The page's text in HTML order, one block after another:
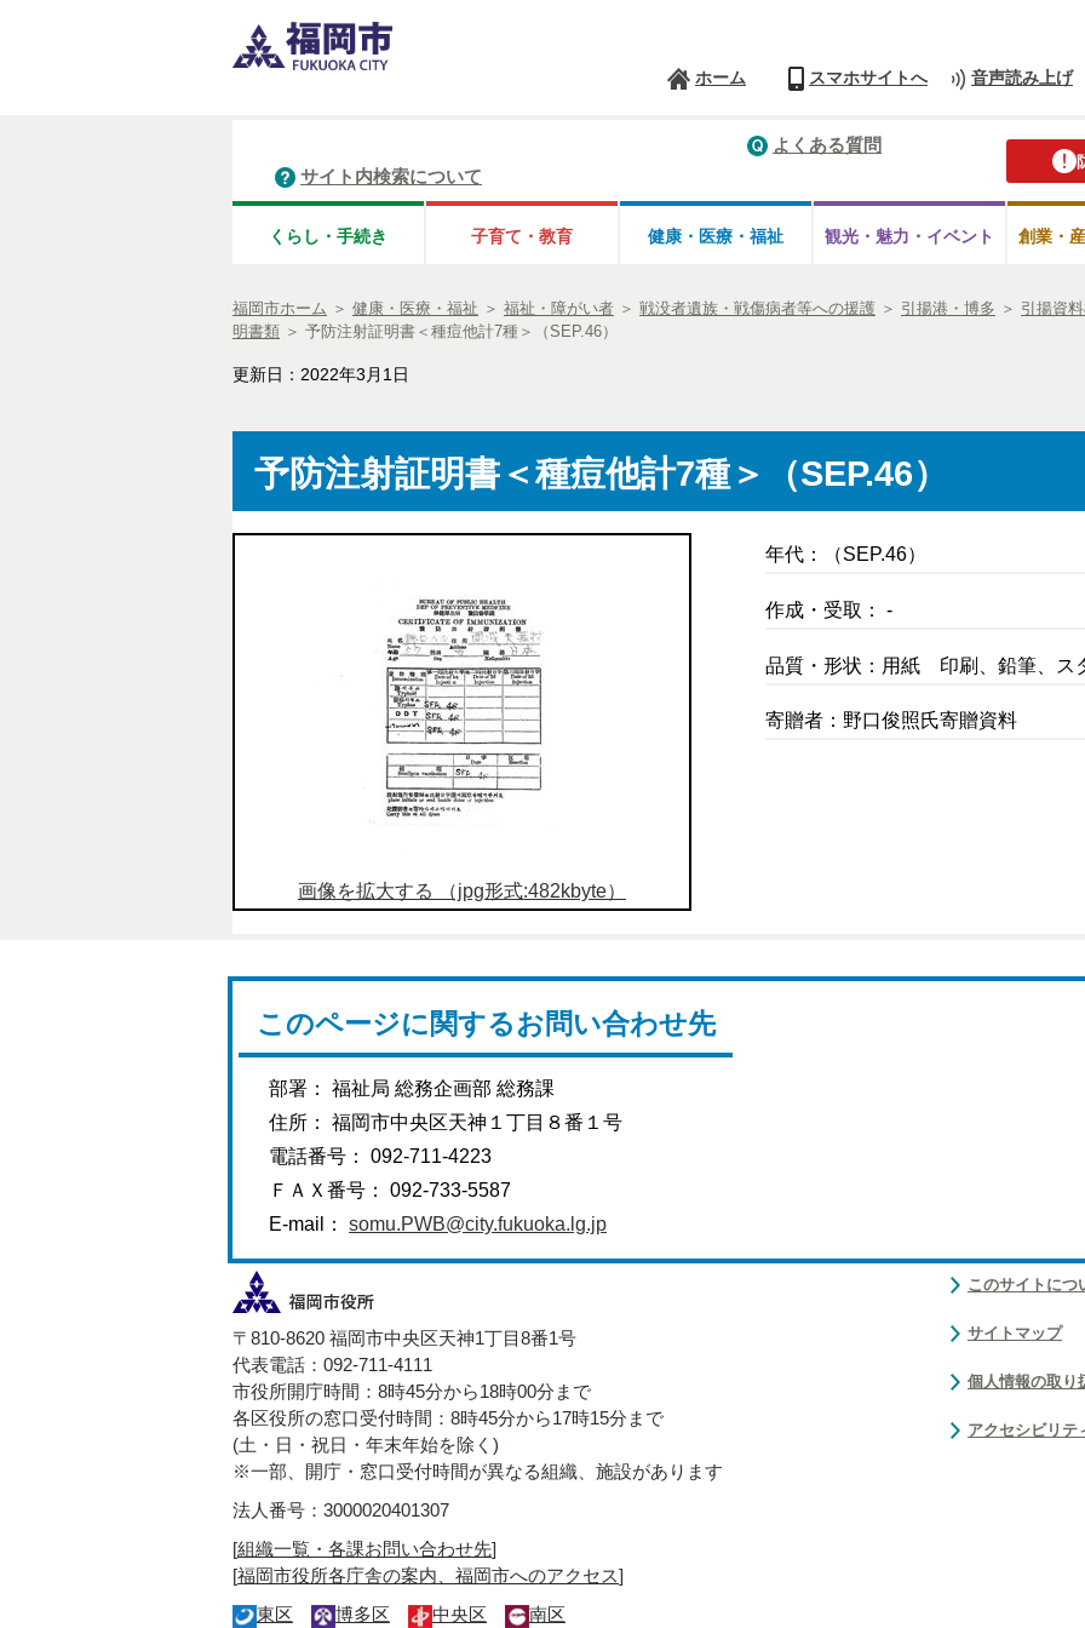
ホーム スマホサイトへ 音声読み上げ
よくある質問
サイト内検索について
くらし・手続き 子育て・教育 健康・医療・ 福祉 観光・魅力・ イベント 創業・
福岡市ホーム ＞ 健康・医療・福祉 ＞ 福祉・障がい者 ＞ 戦没者遺族・戦傷病者等への援護 ＞ 引揚港・博多 ＞ 引揚資
明書類 ＞ 予防注射証明書＜種痘他計7種＞（SEP.46）
更新日：2022年3月1日
予防注射証明書＜種痘他計7種＞（SEP.46）
画像を拡大する （jpg形式:482kbyte）
年代：（SEP.46）
作成・受取： -
品質・形状：用紙 印刷、鉛筆、ス
寄贈者：野口俊照氏寄贈資料
このページに関するお問い合わせ先
部署： 福祉局 総務企画部 総務課
住所： 福岡市中央区天神１丁目８番１号
電話番号： 092-711-4223
ＦＡＸ番号： 092-733-5587
E-mail： somu.PWB@city.fukuoka.lg.jp
〒810-8620 福岡市中央区天神1丁目8番1号
代表電話：092-711-4111
市役所開庁時間：8時45分から18時00分まで
各区役所の窓口受付時間：8時45分から17時15分まで
(土・日・祝日・年末年始を除く)
※一部、開庁・窓口受付時間が異なる組織、施設があります
法人番号：3000020401307
[組織一覧・各課お問い合わせ先]
[福岡市役所各庁舎の案内、福岡市へのアクセス]
東区
博多区 中央区 南区
このサイトにつ
サイトマップ
個人情報の取り
アクセシビリテ